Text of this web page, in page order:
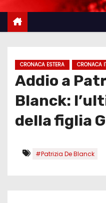
CRONACA ESTERA CRONACA
Addio a
Blanck:
della figlia
#Patrizia De Blanck